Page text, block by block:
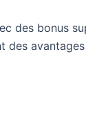
des bonus
des